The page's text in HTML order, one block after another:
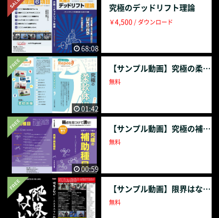
と踏ん張り方 ・ラックアップ ・受けの位置 ・降ろし方 ・切
り返し方 ・挙げ方 ・目線と呼吸 「三土手大介×児玉大紀ト
レーニング雑学」 ・トレーニング頻度について ・回数設定や
セット数、重量の設定について ・補助種目について ・フルギ
アとノーギアの関係性について ・サプリメントや食事につい
て ・身体のケアについて ダウンロード版の購入ページはこち
らです。 https://filmuy.com/nolimits/video/594052812
68:08
究極のデッドリフト理論
￥4,500 / ダウンロード
01:42
【サンプル動画】究極の柔軟体操
無料
00:59
【サンプル動画】究極の補助種目
無料
【サンプル動画】限界はない~三土手大介の軌跡~
無料